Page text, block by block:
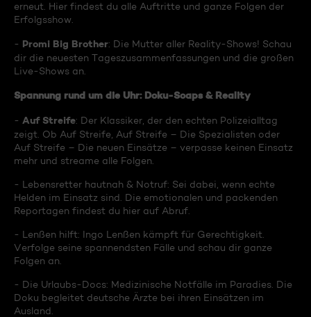
erneut. Hier findest du alle Auftritte und ganze Folgen der
Erfolgsshow.
- Promi Big Brother: Die Mutter aller Reality-Shows! Schau
dir die neuesten Tageszusammenfassungen und die großen
Live-Shows an.
Spannung rund um die Uhr: Doku-Soaps & Reality
- Auf Streife: Der Klassiker, der den echten Polizeialltag
zeigt. Ob Auf Streife, Auf Streife – Die Spezialisten oder
Auf Streife – Die neuen Einsätze – verpasse keinen Einsatz
mehr und streame alle Folgen.
- Lebensretter hautnah & Notruf: Sei dabei, wenn echte
Helden im Einsatz sind. Die emotionalen und packenden
Reportagen findest du hier auf Abruf.
- Lenßen hilft: Ingo Lenßen kämpft für Gerechtigkeit.
Verfolge seine spannendsten Fälle und schau dir ganze
Folgen an.
- Die Urlaubs-Docs: Medizinische Notfälle im Paradies. Die
Doku begleitet deutsche Ärzte bei ihren Einsätzen im
Ausland.